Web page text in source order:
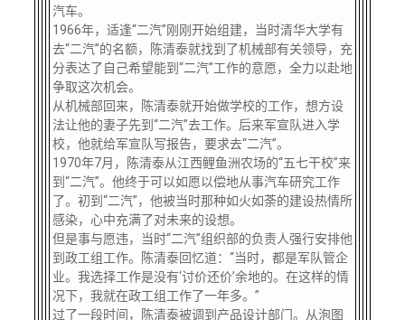
汽车。
1966年，适逢“二汽”刚刚开始组建，当时清华大学有
去“二汽”的名额，陈清泰就找到了机械部有关领导，充
分表达了自己希望能到“二汽”工作的意愿，全力以赴地
争取这次机会。
从机械部回来，陈清泰就开始做学校的工作，想方设
法让他的妻子先到“二汽”去工作。后来军宣队进入学
校，他就给军宣队写报告，要求去“二汽”。
1970年7月，陈清泰从江西鲤鱼洲农场的“五七干校”来
到“二汽”。他终于可以如愿以偿地从事汽车研究工作
了。初到“二汽”，他被当时那种如火如荼的建设热情所
感染，心中充满了对未来的设想。
但是事与愿违，当时“二汽”组织部的负责人强行安排他
到政工组工作。陈清泰回忆道：“当时，都是军队管企
业。我选择工作是没有‘讨价还价’余地的。在这样的情
况下，我就在政工组工作了一年多。”
过了一段时间，陈清泰被调到产品设计部门。从泡图